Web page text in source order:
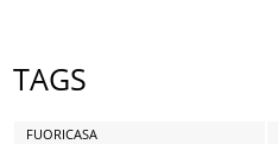
TAGS
FUORICASA